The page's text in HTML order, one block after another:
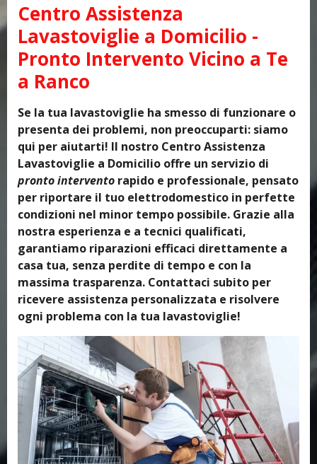
Centro Assistenza
Lavastoviglie a Domicilio -
Pronto Intervento Vicino a Te
a Ranco
Se la tua lavastoviglie ha smesso di funzionare o
presenta dei problemi, non preoccuparti: siamo
qui per aiutarti! Il nostro Centro Assistenza
Lavastoviglie a Domicilio offre un servizio di
pronto intervento rapido e professionale, pensato
per riportare il tuo elettrodomestico in perfette
condizioni nel minor tempo possibile. Grazie alla
nostra esperienza e a tecnici qualificati,
garantiamo riparazioni efficaci direttamente a
casa tua, senza perdite di tempo e con la
massima trasparenza. Contattaci subito per
ricevere assistenza personalizzata e risolvere
ogni problema con la tua lavastoviglie!